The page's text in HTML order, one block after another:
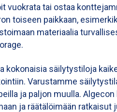
vuokrata tai ostaa
toiseen paikkaan,
materiaalia
kokonaisia säilytystiloja
Varustamme
ja paljon muulla.
ja räätälöimään ratkaisut